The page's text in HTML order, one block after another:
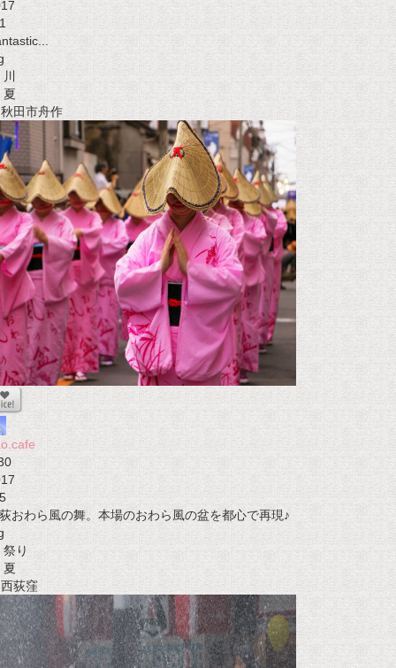
1
川
夏
田市舟作
5
おわら風の舞。本場のおわら風の盆を都心で再現♪
祭り
夏
荻窪